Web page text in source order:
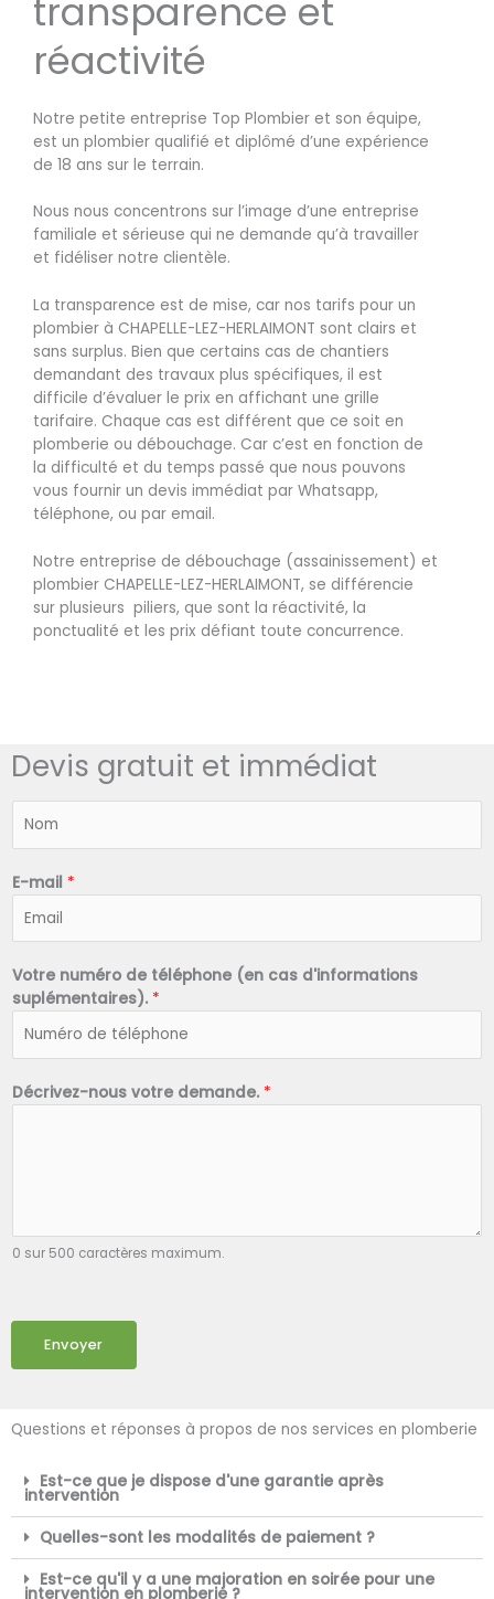
transparence et
réactivité
Notre petite entreprise Top Plombier et son équipe,
est un plombier qualifié et diplômé d’une expérience
de 18 ans sur le terrain.
Nous nous concentrons sur l’image d’une entreprise
familiale et sérieuse qui ne demande qu’à travailler
et fidéliser notre clientèle.
La transparence est de mise, car nos tarifs pour un
plombier à CHAPELLE-LEZ-HERLAIMONT sont clairs et
sans surplus. Bien que certains cas de chantiers
demandant des travaux plus spécifiques, il est
difficile d’évaluer le prix en affichant une grille
tarifaire. Chaque cas est différent que ce soit en
plomberie ou débouchage. Car c’est en fonction de
la difficulté et du temps passé que nous pouvons
vous fournir un devis immédiat par Whatsapp,
téléphone, ou par email.
Notre entreprise de débouchage (assainissement) et
plombier CHAPELLE-LEZ-HERLAIMONT, se différencie
sur plusieurs piliers, que sont la réactivité, la
ponctualité et les prix défiant toute concurrence.
Devis gratuit et immédiat
*
E-mail *
Votre numéro de téléphone (en cas d'informations
suplémentaires). *
Décrivez-nous votre demande. *
0 sur 500 caractères maximum.
Envoyer
Questions et réponses à propos de nos services en plomberie
Est-ce que je dispose d'une garantie après
intervention
Quelles-sont les modalités de paiement ?
Est-ce qu'il y a une majoration en soirée pour une
intervention en plomberie ?